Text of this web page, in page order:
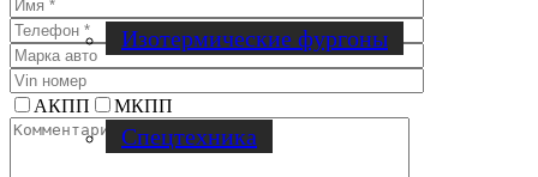
Изотермические фургоны
Спецтехника
АКПП МКПП